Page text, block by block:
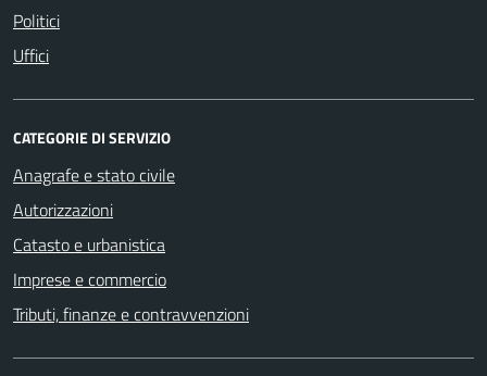
Politici
Uffici
CATEGORIE DI SERVIZIO
Anagrafe e stato civile
Autorizzazioni
Catasto e urbanistica
Imprese e commercio
Tributi, finanze e contravvenzioni